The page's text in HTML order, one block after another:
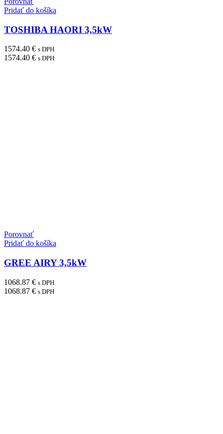
Pridať do košíka
TOSHIBA HAORI 3,5kW
1574.40 € s DPH
1574.40 € s DPH
Porovnať
Pridať do košíka
GREE AIRY 3,5kW
1068.87 € s DPH
1068.87 € s DPH